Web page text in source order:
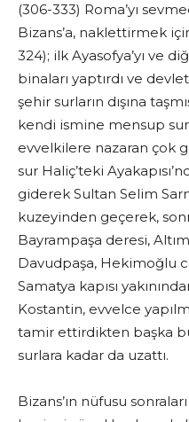
(306-333) Roma’yı
Bizans’a, naklettirmek
324); ilk Ayasofya’yı ve
binaları yaptırdı ve
şehir surların dışına
kendi ismine mensup
evvelkilere nazaran çok
sur Haliç’teki
giderek Sultan Selim
kuzeyinden geçerek,
Bayrampaşa deresi,
Davudpaşa, Hekimoğlu
Samatya kapısı
Kostantin, evvelce
tamir ettirdikten başka bu
surlara kadar da uzattı.
Bizans’ın nüfusu